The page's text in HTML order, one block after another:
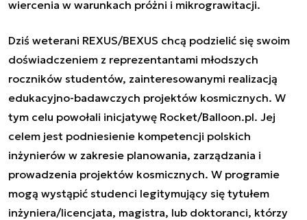
wiercenia w warunkach próżni i mikrograwitacji.
Dziś weterani REXUS/BEXUS chcą podzielić się swoim
doświadczeniem z reprezentantami młodszych
roczników studentów, zainteresowanymi realizacją
edukacyjno-badawczych projektów kosmicznych. W
tym celu powołali inicjatywę Rocket/Balloon.pl. Jej
celem jest podniesienie kompetencji polskich
inżynierów w zakresie planowania, zarządzania i
prowadzenia projektów kosmicznych. W programie
mogą wystąpić studenci legitymujący się tytułem
inżyniera/licencjata, magistra, lub doktoranci, którzy